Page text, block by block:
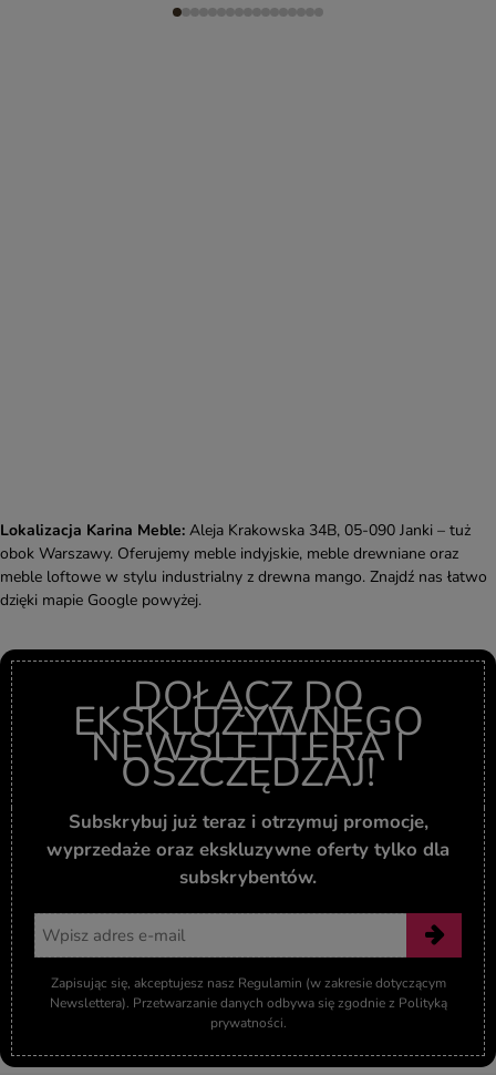
Lokalizacja Karina Meble: Aleja Krakowska 34B, 05-090 Janki – tuż
obok Warszawy. Oferujemy meble indyjskie, meble drewniane oraz
meble loftowe w stylu industrialny z drewna mango. Znajdź nas łatwo
dzięki mapie Google powyżej.
DOŁĄCZ DO
EKSKLUZYWNEGO
NEWSLETTERA I
OSZCZĘDZAJ!
Subskrybuj już teraz i otrzymuj promocje,
wyprzedaże oraz ekskluzywne oferty tylko dla
subskrybentów.
Zapisując się, akceptujesz nasz Regulamin (w zakresie dotyczącym
Newslettera). Przetwarzanie danych odbywa się zgodnie z Polityką
prywatności.